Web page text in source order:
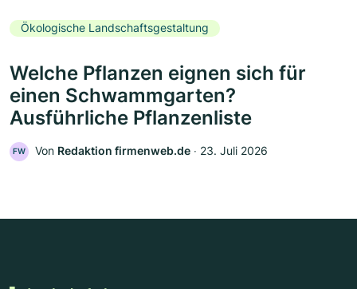
Ökologische Landschaftsgestaltung
Welche Pflanzen eignen sich für
einen Schwammgarten?
Ausführliche Pflanzenliste
FW Von Redaktion firmenweb.de ‧ 23. Juli 2026